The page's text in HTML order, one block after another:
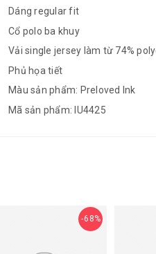
Dáng regular fit
Cổ polo ba khuy
Vải single jersey làm từ 74%
Phủ họa tiết
Màu sản phẩm: Preloved Ink
Mã sản phẩm: IU4425
68%